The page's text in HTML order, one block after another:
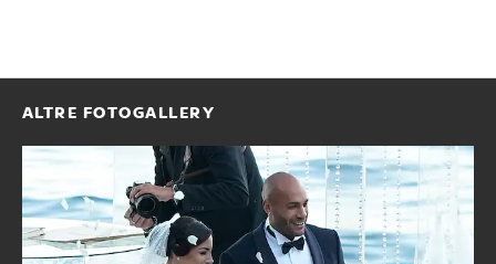
ALTRE FOTOGALLERY